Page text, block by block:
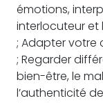
émotions,
interlocuteur et
; Adapter votre
; Regarder
bien-être, le
l’authenticité